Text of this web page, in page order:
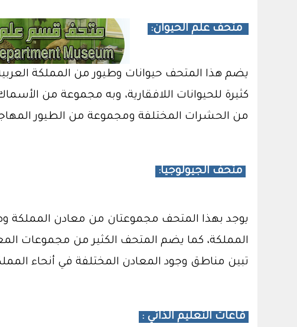
متحف علم الحيوان:
يضم هذا المتحف حيوانات وطيور من المملكة
كثيرة للحيوانات اللافقارية، وبه مجموعة من
من الحشرات المختلفة ومجموعة من الطيور
متحف الجيولوجيا:
يوجد بهذا المتحف مجموعتان من معادن المملكة
المملكة، كما يضم المتحف الكثير من مجموعات
تبين مناطق وجود المعادن المختلفة في أنحاء
قاعات التعليم الذاتي :